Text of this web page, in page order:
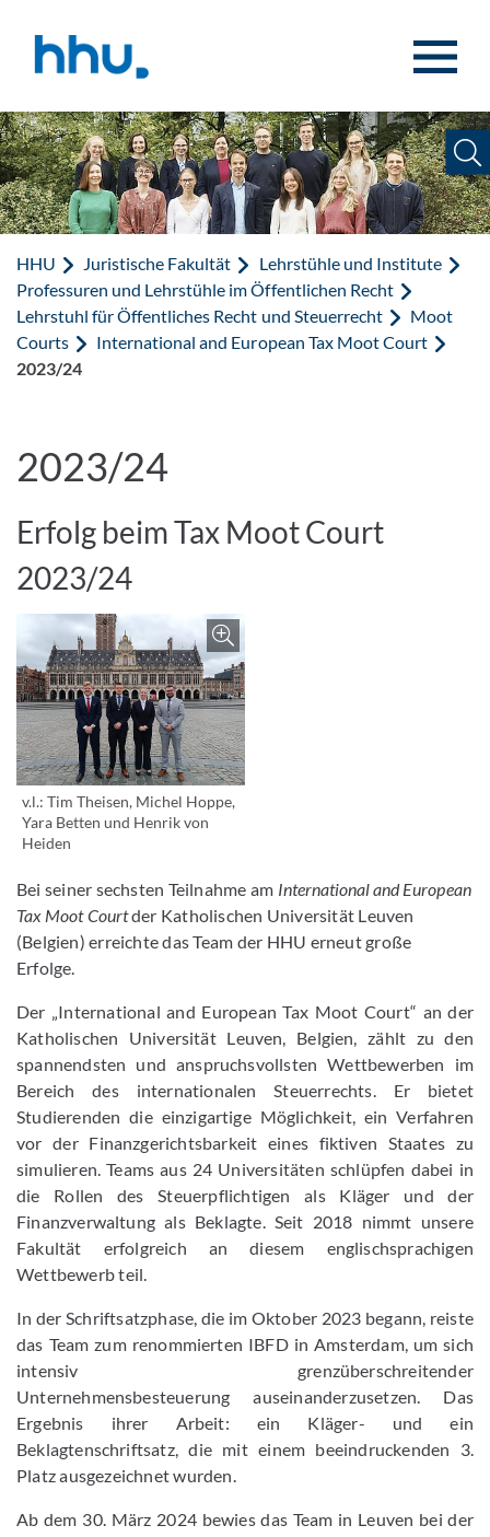
HHU Juristische Fakultät
Lehrstühle und Institute
Professuren und Lehrstühle im Öffentlichen Recht
Lehrstuhl für Öffentliches Recht und Steuerrecht
Moot
Courts
International and European Tax Moot Court
2023/24
2023/24
Erfolg beim Tax Moot Court
2023/24
Bild vergrößern
v.l.: Tim Theisen, Michel Hoppe,
Yara Betten und Henrik von
Heiden
Bei seiner sechsten Teilnahme am International and European
Tax Moot Courtder Katholischen Universität Leuven
(Belgien) erreichte das Team der HHU erneut große
Erfolge.
Der „International and European Tax Moot Court“ an der
Katholischen Universität Leuven, Belgien, zählt zu den
spannendsten und anspruchsvollsten Wettbewerben im
Bereich des internationalen Steuerrechts. Er bietet
Studierenden die einzigartige Möglichkeit, ein Verfahren
vor der Finanzgerichtsbarkeit eines fiktiven Staates zu
simulieren. Teams aus 24 Universitäten schlüpfen dabei in
die Rollen des Steuerpflichtigen als Kläger und der
Finanzverwaltung als Beklagte. Seit 2018 nimmt unsere
Fakultät erfolgreich an diesem englischsprachigen
Wettbewerb teil.
In der Schriftsatzphase, die im Oktober 2023 begann, reiste
das Team zum renommierten IBFD in Amsterdam, um sich
intensiv grenzüberschreitender
Unternehmensbesteuerung auseinanderzusetzen. Das
Ergebnis ihrer Arbeit: ein Kläger- und ein
Beklagtenschriftsatz, die mit einem beeindruckenden 3.
Platz ausgezeichnet wurden.
Ab dem 30. März 2024 bewies das Team in Leuven bei der